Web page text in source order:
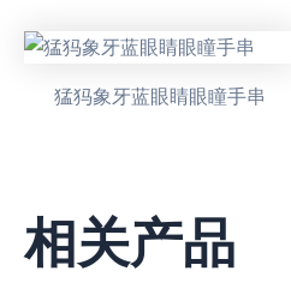
猛犸象牙蓝眼睛眼瞳手串
相关产品